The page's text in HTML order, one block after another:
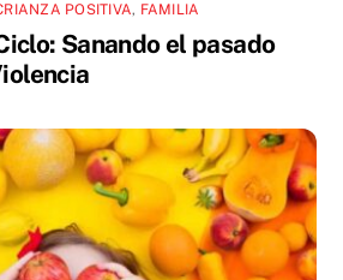
POSITIVA, FAMILIA
Sanando el pasado